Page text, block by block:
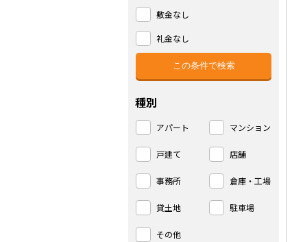
敷金なし
礼金なし
種別
アパート マンション
戸建て 店舗
事務所 倉庫・工場
貸土地 駐車場
その他